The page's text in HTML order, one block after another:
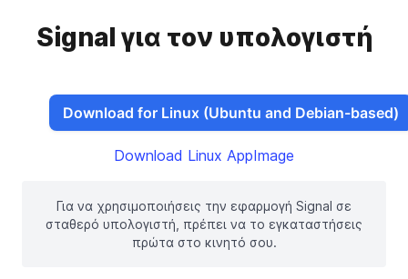
Signal για τον υπολογιστή
Download for Linux (Ubuntu and Debian-based)
Download Linux AppImage
Για να χρησιμοποιήσεις την εφαρμογή Signal σε
σταθερό υπολογιστή, πρέπει να το εγκαταστήσεις
πρώτα στο κινητό σου.